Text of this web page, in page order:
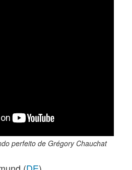
perfeito de Grégory Chauchat